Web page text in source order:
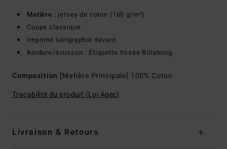
Matière : jersey de coton (160 g/m²)
Coupe classique
Imprimé sérigraphié devant
Bordure/écusson : Étiquette tissée Billabong
Composition [Matière Principale] 100% Coton
Traçabilité du produit (Loi Agec)
Livraison & Retours